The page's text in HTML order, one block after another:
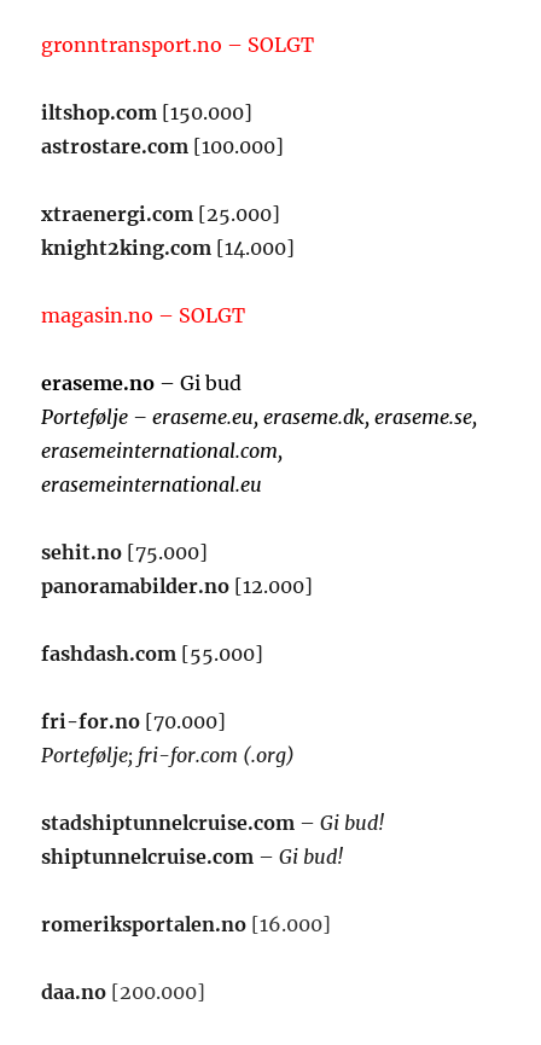
gronntransport.no – SOLGT
iltshop.com [150.000]
astrostare.com [100.000]
xtraenergi.com [25.000]
knight2king.com [14.000]
magasin.no – SOLGT
eraseme.no – Gi bud
Portefølje – eraseme.eu, eraseme.dk, eraseme.se,
erasemeinternational.com,
erasemeinternational.eu
sehit.no [75.000]
panoramabilder.no [12.000]
fashdash.com [55.000]
fri-for.no [70.000]
Portefølje; fri-for.com (.org)
stadshiptunnelcruise.com –Gi bud!
shiptunnelcruise.com –Gi bud!
romeriksportalen.no [16.000]
daa.no [200.000]